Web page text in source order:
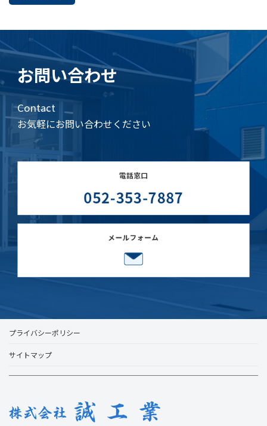
お問い合わせ
Contact
お気軽にお問い合わせください
プライバシーポリシー
サイトマップ